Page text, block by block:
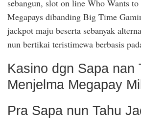
sebangun, slot on line Who Wants
Megapays dibanding Big Time
jackpot maju beserta sebanyak
nun bertikai teristimewa berbasis
Kasino dgn Sapa nan
Menjelma Megapay
Pra Sapa nun Tahu